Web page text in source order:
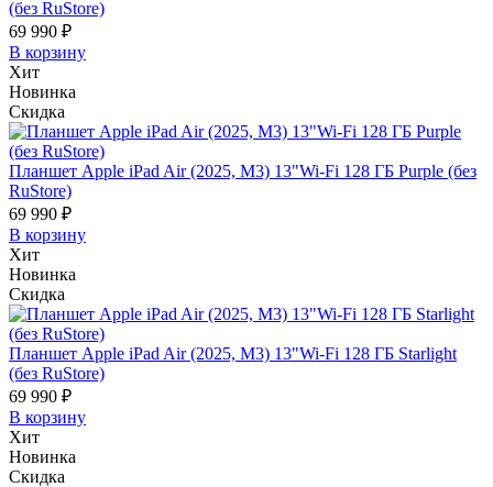
(без RuStore)
69 990 ₽
В корзину
Хит
Новинка
Скидка
Планшет Apple iPad Air (2025, M3) 13"Wi-Fi 128 ГБ Purple (без
RuStore)
69 990 ₽
В корзину
Хит
Новинка
Скидка
Планшет Apple iPad Air (2025, M3) 13"Wi-Fi 128 ГБ Starlight
(без RuStore)
69 990 ₽
В корзину
Хит
Новинка
Скидка